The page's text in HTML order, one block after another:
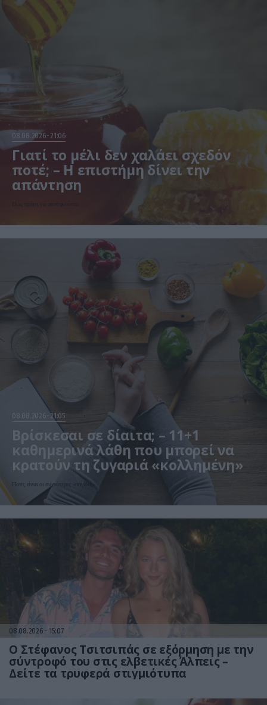
08.08.2026 21:06
Γιατί το μέλι δεν χαλάει σχεδόν
ποτέ; – Η επιστήμη δίνει την
απάντηση
Πώς πρέπει να αποθηκεύεται
08.08.2026 21:05
Βρίσκεσαι σε δίαιτα; – 11+1
καθημερινά λάθη που μπορεί να
κρατούν τη ζυγαριά «κολλημένη»
Ποιες είναι οι συχνότερες «παγίδες»
08.08.2026 15:07
Ο Στέφανος Τσιτσιπάς σε εξόρμηση με την
σύντροφό του στις ελβετικές Άλπεις –
Δείτε τα τρυφερά στιγμιότυπα